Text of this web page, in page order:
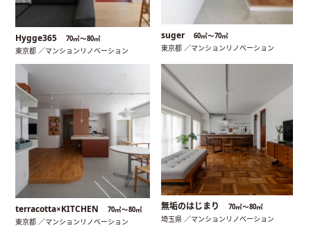
Hygge365 70㎡〜80㎡
東京都 ／マンションリノベーション
suger 60㎡〜70㎡
東京都 ／マンションリノベーション
terracotta×KITCHEN 70㎡〜80㎡
東京都 ／マンションリノベーション
無垢のはじまり 70㎡〜80㎡
埼玉県 ／マンションリノベーション